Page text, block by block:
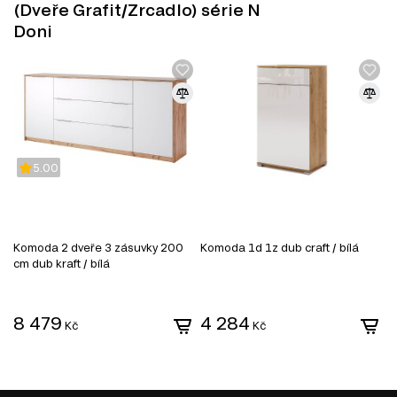
minimalismus charakterizují zajímavé doplňky (moderní obrazy
nebo fotografie, malby na stěnách, kreativní umělecké předměty)
SKLO
(Dveře Grafit/Zrcadlo) série N
Doni
5.00
Komoda 2 dveře 3 zásuvky 200
cm dub kraft / bílá
8 479 Kč
Komoda 1d 1z dub craft / bílá
4 284 Kč